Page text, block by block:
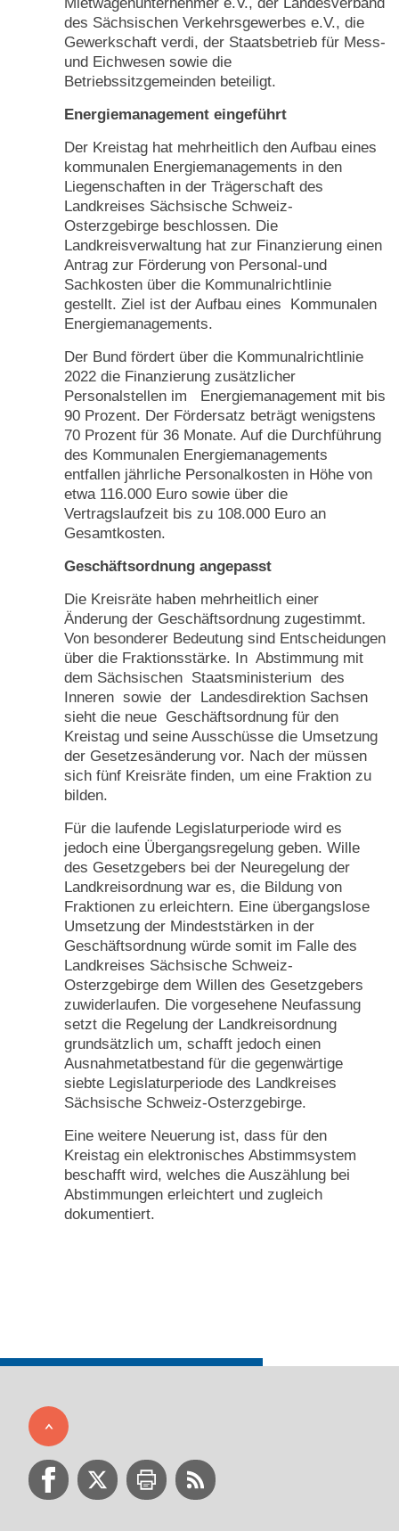
Mietwagenunternehmer e.V., der Landesverband
des Sächsischen Verkehrsgewerbes e.V., die
Gewerkschaft verdi, der Staatsbetrieb für Mess-
und Eichwesen sowie die
Betriebssitzgemeinden beteiligt.
Energiemanagement eingeführt
Der Kreistag hat mehrheitlich den Aufbau eines
kommunalen Energiemanagements in den
Liegenschaften in der Trägerschaft des
Landkreises Sächsische Schweiz-
Osterzgebirge beschlossen. Die
Landkreisverwaltung hat zur Finanzierung einen
Antrag zur Förderung von Personal-und
Sachkosten über die Kommunalrichtlinie
gestellt. Ziel ist der Aufbau eines Kommunalen
Energiemanagements.
Der Bund fördert über die Kommunalrichtlinie
2022 die Finanzierung zusätzlicher
Personalstellen im Energiemanagement mit bis
90 Prozent. Der Fördersatz beträgt wenigstens
70 Prozent für 36 Monate. Auf die Durchführung
des Kommunalen Energiemanagements
entfallen jährliche Personalkosten in Höhe von
etwa 116.000 Euro sowie über die
Vertragslaufzeit bis zu 108.000 Euro an
Gesamtkosten.
Geschäftsordnung angepasst
Die Kreisräte haben mehrheitlich einer
Änderung der Geschäftsordnung zugestimmt.
Von besonderer Bedeutung sind Entscheidungen
über die Fraktionsstärke. In Abstimmung mit
dem Sächsischen Staatsministerium des
Inneren sowie der Landesdirektion Sachsen
sieht die neue Geschäftsordnung für den
Kreistag und seine Ausschüsse die Umsetzung
der Gesetzesänderung vor. Nach der müssen
sich fünf Kreisräte finden, um eine Fraktion zu
bilden.
Für die laufende Legislaturperiode wird es
jedoch eine Übergangsregelung geben. Wille
des Gesetzgebers bei der Neuregelung der
Landkreisordnung war es, die Bildung von
Fraktionen zu erleichtern. Eine übergangslose
Umsetzung der Mindeststärken in der
Geschäftsordnung würde somit im Falle des
Landkreises Sächsische Schweiz-
Osterzgebirge dem Willen des Gesetzgebers
zuwiderlaufen. Die vorgesehene Neufassung
setzt die Regelung der Landkreisordnung
grundsätzlich um, schafft jedoch einen
Ausnahmetatbestand für die gegenwärtige
siebte Legislaturperiode des Landkreises
Sächsische Schweiz-Osterzgebirge.
Eine weitere Neuerung ist, dass für den
Kreistag ein elektronisches Abstimmsystem
beschafft wird, welches die Auszählung bei
Abstimmungen erleichtert und zugleich
dokumentiert.